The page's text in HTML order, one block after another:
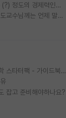
박사진학하기에 2억은 괜찮은 (?) 정도의 경제력인가요
타대학원 컨텍 준비중인데, 지도교수님께는 언제 말씀드려야 할까요?
[무료] 2026 미국 대학원 유학 스타터팩 - 가이드북 & 합격자 컨택메일 템플릿
잡고 준비해야하나요?